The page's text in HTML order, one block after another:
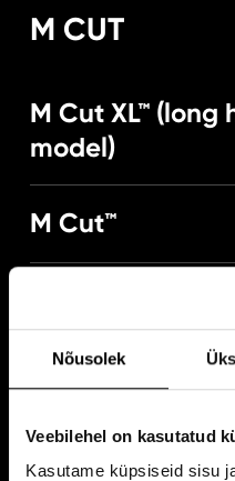
Nõusolek
Veebilehel on kasutatud
Kasutame küpsiseid sisu
M CUT
M Cut XL™
model)
M Cut™
Masinalõikus (ülepea).
M Cut Junior™,
Juukselõikus sis. pesu,